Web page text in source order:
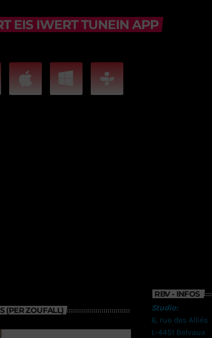
EIS IWERT TUNEIN APP
(PER ZOUFALL)
RBV - INFOS
Studio:
6, rue des Alliés
L-4451 Belvaux